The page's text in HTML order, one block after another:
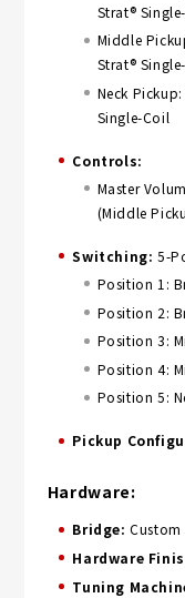
Strat®
Middle
Strat®
Neck
Single-Coil
Controls:
Master
(Middle
Switching: 5-
Position 1:
Position 2:
Position 3:
Position 4:
Position 5:
Pickup
Hardware:
Bridge:
Hardware
Tuning